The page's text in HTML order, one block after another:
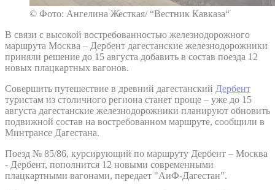
© Фото: Ангелина Жесткая/ “Вестник Кавказа“
В связи с высокой востребованностью железнодорожного
маршрута Москва – Дербент дагестанские железнодорожники
приняли решение до 15 августа добавить в состав поезда 12
новых плацкартных вагонов.
Совершить путешествие в древний дагестанский Дербент
туристам из столичного региона станет проще – уже до 15
августа дагестанские железнодорожники планируют обновить
подвижной состав на востребованном маршруте, сообщили в
Минтрансе Дагестана.
Поезд № 85/86, курсирующий по маршруту Дербент – Москва
- Дербент, пополнится 12 новыми современными
плацкартными вагонами, передает "АиФ-Дагестан".